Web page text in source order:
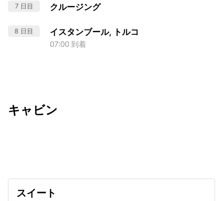
7 日目 クルージング
8 日目 イスタンブール, トルコ
07:00 到着
キャビン
スイート